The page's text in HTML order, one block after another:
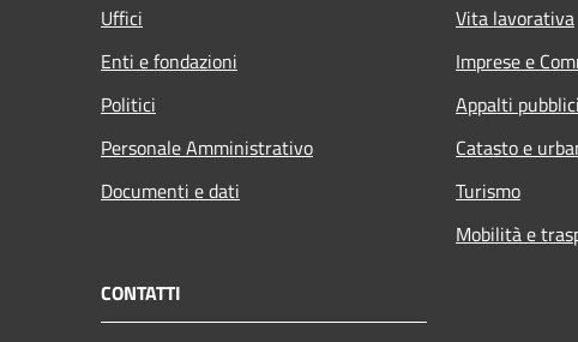
Uffici
Enti e fondazioni
Politici
Personale Amministrativo
Documenti e dati
Vita lavorativa
Imprese e
Appalti pubblici
Catasto e
Turismo
Mobilità e
CONTATTI